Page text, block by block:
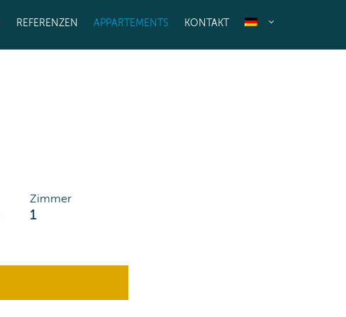
REFERENZEN APPARTEMENTS KONTAKT
Zimmer
1